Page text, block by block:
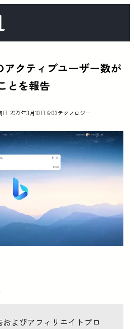
クティブユーザー数が
とを報告
日 2023年3月10日 6:03テクノロジー
よびアフィリエイトプロ